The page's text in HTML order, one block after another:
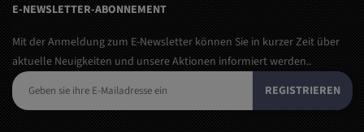
E-NEWSLETTER-ABONNEMENT
Mit der Anmeldung zum E-Newsletter können Sie in kurzer Zeit über
aktuelle Neuigkeiten und unsere Aktionen informiert werden..
REGISTRIEREN